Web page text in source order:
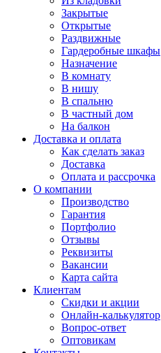
Закрытые
Открытые
Раздвижные
Гардеробные шкафы
Назначение
В комнату
В нишу
В спальню
В частный дом
На балкон
Доставка и оплата
Как сделать заказ
Доставка
Оплата и рассрочка
О компании
Производство
Гарантия
Портфолио
Отзывы
Реквизиты
Вакансии
Карта сайта
Клиентам
Скидки и акции
Онлайн-калькулятор
Вопрос-ответ
Оптовикам